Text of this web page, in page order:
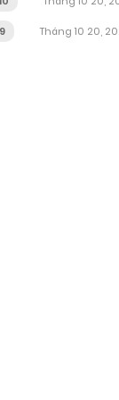
Tháng 10 20,